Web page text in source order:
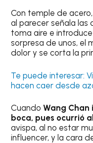
Con temple de
al parecer señala las
toma aire e
sorpresa de unos, el
dolor y se corta la
Te puede interesar:
hacen caer desde
CuandoWang Chan
boca, pues ocurrió
avispa, al no estar
influencer, y la cara